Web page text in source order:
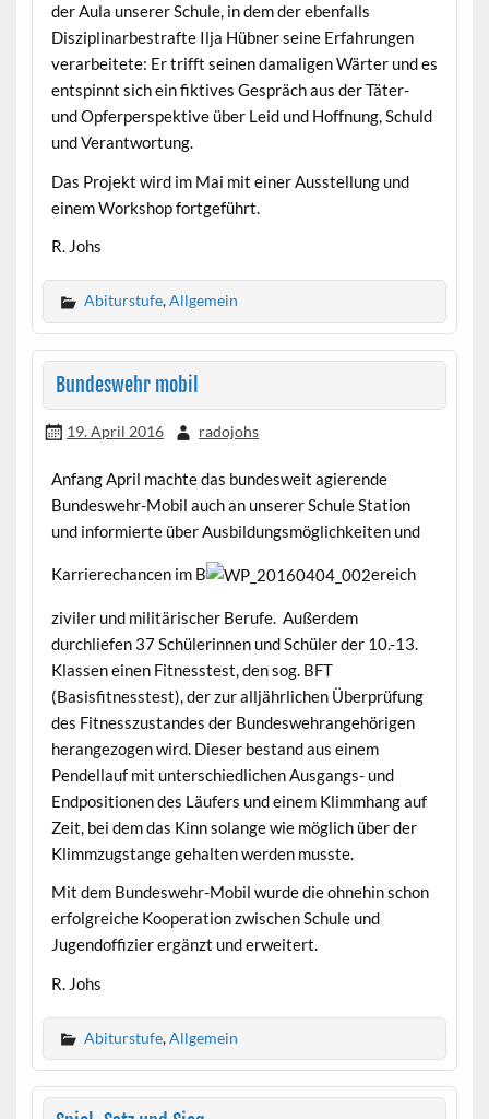
der Aula unserer Schule, in dem der ebenfalls
Disziplinarbestrafte Ilja Hübner seine Erfahrungen
verarbeitete: Er trifft seinen damaligen Wärter und es
entspinnt sich ein fiktives Gespräch aus der Täter-
und Opferperspektive über Leid und Hoffnung, Schuld
und Verantwortung.
Das Projekt wird im Mai mit einer Ausstellung und
einem Workshop fortgeführt.
R. Johs
Abiturstufe,Allgemein
Bundeswehr mobil
19. April 2016 radojohs
Anfang April machte das bundesweit agierende
Bundeswehr-Mobil auch an unserer Schule Station
und informierte über Ausbildungsmöglichkeiten und
Karrierechancen im B ereich
ziviler und militärischer Berufe. Außerdem
durchliefen 37 Schülerinnen und Schüler der 10.-13.
Klassen einen Fitnesstest, den sog. BFT
(Basisfitnesstest), der zur alljährlichen Überprüfung
des Fitnesszustandes der Bundeswehrangehörigen
herangezogen wird. Dieser bestand aus einem
Pendellauf mit unterschiedlichen Ausgangs- und
Endpositionen des Läufers und einem Klimmhang auf
Zeit, bei dem das Kinn solange wie möglich über der
Klimmzugstange gehalten werden musste.
Mit dem Bundeswehr-Mobil wurde die ohnehin schon
erfolgreiche Kooperation zwischen Schule und
Jugendoffizier ergänzt und erweitert.
R. Johs
Abiturstufe,Allgemein